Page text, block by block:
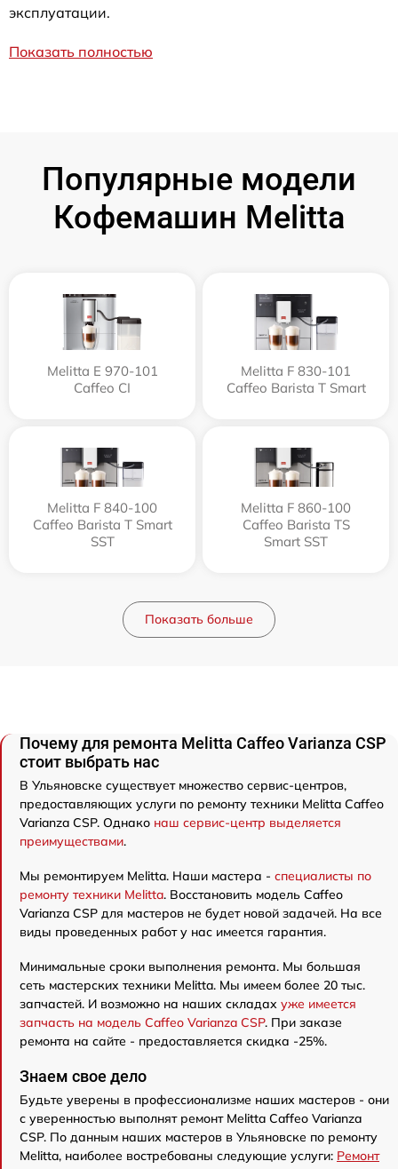
эксплуатации.
Показать полностью
Популярные модели
Кофемашин Melitta
Melitta Е 970-101
Caffeo CI
Melitta F 830-101
Caffeo Barista T Smart
Melitta F 840-100
Caffeo Barista T Smart
SST
Melitta F 860-100
Caffeo Barista TS
Smart SST
Показать больше
Почему для ремонта Melitta Caffeo Varianza CSP
стоит выбрать нас
В Ульяновске существует множество сервис-центров,
предоставляющих услуги по ремонту техники Melitta Caffeo
Varianza CSP. Однако наш сервис-центр выделяется
преимуществами.
Мы ремонтируем Melitta. Наши мастера - специалисты по
ремонту техники Melitta. Восстановить модель Caffeo
Varianza CSP для мастеров не будет новой задачей. На все
виды проведенных работ у нас имеется гарантия.
Минимальные сроки выполнения ремонта. Мы большая
сеть мастерских техники Melitta. Мы имеем более 20 тыс.
запчастей. И возможно на наших складах уже имеется
запчасть на модель Caffeo Varianza CSP. При заказе
ремонта на сайте - предоставляется скидка -25%.
Знаем свое дело
Будьте уверены в профессионализме наших мастеров - они
с уверенностью выполнят ремонт Melitta Caffeo Varianza
CSP. По данным наших мастеров в Ульяновске по ремонту
Melitta, наиболее востребованы следующие услуги: Ремонт